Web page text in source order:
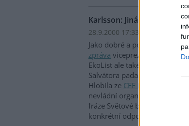
Karlsson: Jiná zpráva
28.9.2000 17:33 | PRAHA
Jako dobré a pozitivní
zpráva viceprezident
EkoList ale také přiznal, že
Salvátora padala silná slova.
Hlobila ze CEE Bankwatch
nevládní organizace si v
fráze Světové banky i
konkrétní odpovědi.